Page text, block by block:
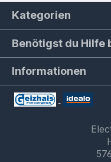
Kategorien
Benötigst du Hilfe
Informationen